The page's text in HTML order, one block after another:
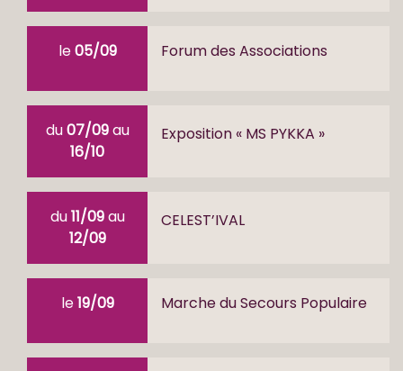
le05/09 Forum des Associations
du07/09au
16/10
Exposition « MS PYKKA »
du11/09au
12/09
CELEST’IVAL
le19/09 Marche du Secours Populaire